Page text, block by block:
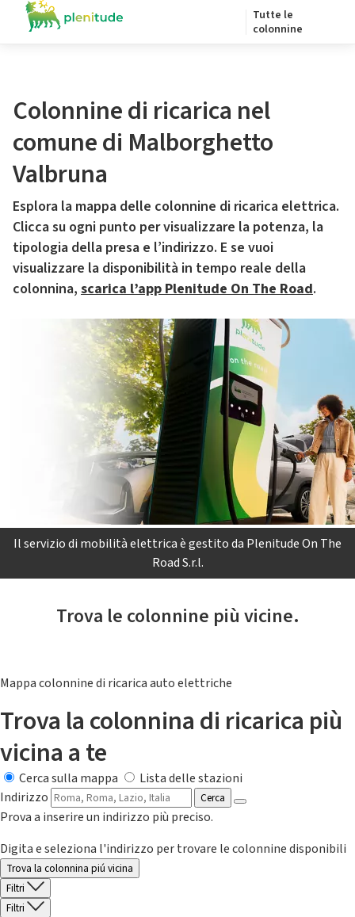
Tutte le
colonnine
Colonnine di ricarica nel
comune di Malborghetto
Valbruna
Esplora la mappa delle colonnine di ricarica elettrica.
Clicca su ogni punto per visualizzare la potenza, la
tipologia della presa e l’indirizzo. E se vuoi
visualizzare la disponibilità in tempo reale della
colonnina, scarica l’app Plenitude On The Road.
Il servizio di mobilità elettrica è gestito da Plenitude On The
Road S.r.l.
Trova le colonnine più vicine.
Mappa colonnine di ricarica auto elettriche
Trova la colonnina di ricarica più
vicina a te
Cerca sulla mappa
Lista delle stazioni
Indirizzo
Cerca
Prova a inserire un indirizzo più preciso.
Digita e seleziona l'indirizzo per trovare le colonnine disponibili
Trova la colonnina piú vicina
Filtri
Filtri